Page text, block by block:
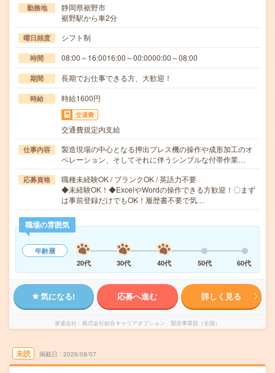
勤務地
静岡県裾野市
裾野駅から車2分
曜日頻度 シフト制
時間 08:00～16:0016:00～00:0000:00～08:00
期間 長期でお仕事できる方、大歓迎！
時給 時給1600円
交通費
交通費規定内支給
仕事内容
製造現場の中心となる押出プレス機の操作や成形加工のオ
ペレーション、そしてそれに伴うシンプルな付帯作業…
応募資格
職種未経験OK / ブランクOK / 英語力不要
◆未経験OK！◆ExcelやWordの操作できる方歓迎！〇まず
は事前登録だけでもOK！履歴書不要で気…
職場の雰囲気
年齢層
20代
30代 40代 50代 60代
気になる! 応募へ進む 詳しく見る
派遣会社 株式会社綜合キャリアオプション 製造事業部（全国）
未読 掲載日 2026/08/07